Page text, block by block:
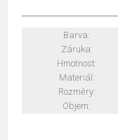
Barva:
Záruka:
Hmotnost:
Materiál:
Rozměry:
Objem: